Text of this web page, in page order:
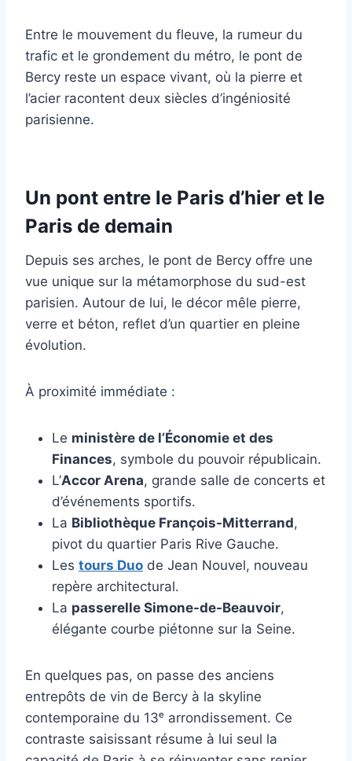
Entre le mouvement du fleuve, la rumeur du
trafic et le grondement du métro, le pont de
Bercy reste un espace vivant, où la pierre et
l’acier racontent deux siècles d’ingéniosité
parisienne.
Un pont entre le Paris d’hier et le
Paris de demain
Depuis ses arches, le pont de Bercy offre une
vue unique sur la métamorphose du sud-est
parisien. Autour de lui, le décor mêle pierre,
verre et béton, reflet d’un quartier en pleine
évolution.
À proximité immédiate :
Le ministère de l’Économie et des
Finances, symbole du pouvoir républicain.
L’Accor Arena, grande salle de concerts et
d’événements sportifs.
La Bibliothèque François-Mitterrand,
pivot du quartier Paris Rive Gauche.
Les tours Duo de Jean Nouvel, nouveau
repère architectural.
La passerelle Simone-de-Beauvoir,
élégante courbe piétonne sur la Seine.
En quelques pas, on passe des anciens
entrepôts de vin de Bercy à la skyline
contemporaine du 13ᵉ arrondissement. Ce
contraste saisissant résume à lui seul la